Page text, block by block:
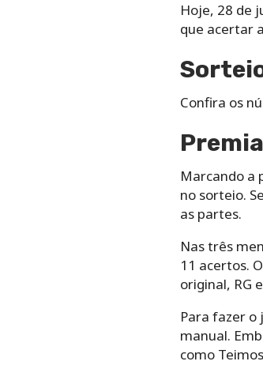
Hoje, 28 de
que acertar
Confira os
Marcando a
no sorteio.
as partes.
Nas três
11 acertos.
original, RG e
Para‌ ‌fazer‌ ‌o‌
‌manual.‌
‌como‌